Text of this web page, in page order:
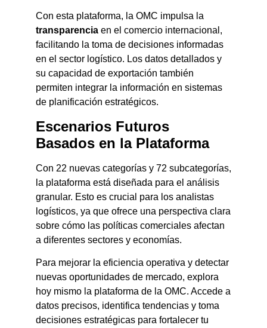
Con esta plataforma, la OMC impulsa la
transparencia en el comercio internacional,
facilitando la toma de decisiones informadas
en el sector logístico. Los datos detallados y
su capacidad de exportación también
permiten integrar la información en sistemas
de planificación estratégicos.
Escenarios Futuros
Basados en la Plataforma
Con 22 nuevas categorías y 72 subcategorías,
la plataforma está diseñada para el análisis
granular. Esto es crucial para los analistas
logísticos, ya que ofrece una perspectiva clara
sobre cómo las políticas comerciales afectan
a diferentes sectores y economías.
Para mejorar la eficiencia operativa y detectar
nuevas oportunidades de mercado, explora
hoy mismo la plataforma de la OMC. Accede a
datos precisos, identifica tendencias y toma
decisiones estratégicas para fortalecer tu